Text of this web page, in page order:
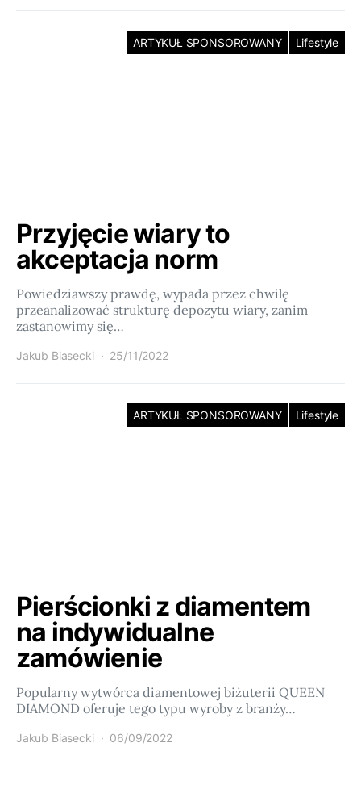
ARTYKUŁ SPONSOROWANY Lifestyle
Przyjęcie wiary to
akceptacja norm
Powiedziawszy prawdę, wypada przez chwilę
przeanalizować strukturę depozytu wiary, zanim
zastanowimy się…
Jakub Biasecki 25/11/2022
ARTYKUŁ SPONSOROWANY Lifestyle
Pierścionki z diamentem
na indywidualne
zamówienie
Popularny wytwórca diamentowej biżuterii QUEEN
DIAMOND oferuje tego typu wyroby z branży…
Jakub Biasecki 06/09/2022